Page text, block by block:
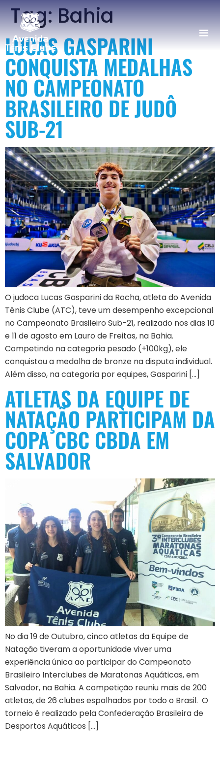
Tag:Bahia
LUCAS GASPARINI
CONQUISTA MEDALHAS
NO CAMPEONATO
BRASILEIRO DE JUDÔ
SUB-21
O judoca Lucas Gasparini da Rocha, atleta do Avenida
Tênis Clube (ATC), teve um desempenho excepcional
no Campeonato Brasileiro Sub-21, realizado nos dias 10
e 11 de agosto em Lauro de Freitas, na Bahia.
Competindo na categoria pesado (+100kg), ele
conquistou a medalha de bronze na disputa individual.
Além disso, na categoria por equipes, Gasparini […]
ATLETAS DA EQUIPE DE
NATAÇÃO PARTICIPAM DA
COPA CBC CBDA EM
SALVADOR
No dia 19 de Outubro, cinco atletas da Equipe de
Natação tiveram a oportunidade viver uma
experiência única ao participar do Campeonato
Brasileiro Interclubes de Maratonas Aquáticas, em
Salvador, na Bahia. A competição reuniu mais de 200
atletas, de 26 clubes espalhados por todo o Brasil. O
torneio é realizado pela Confederação Brasileira de
Desportos Aquáticos […]